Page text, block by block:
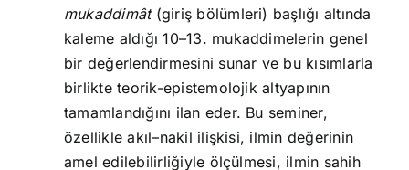
mukaddimât(giriş bölümleri) başlığı altında
kaleme aldığı 10–13. mukaddimelerin genel
bir değerlendirmesini sunar ve bu kısımlarla
birlikte teorik-epistemolojik altyapının
tamamlandığını ilan eder. Bu seminer,
özellikle akıl–nakil ilişkisi, ilmin değerinin
amel edilebilirliğiyle ölçülmesi, ilmin sahih